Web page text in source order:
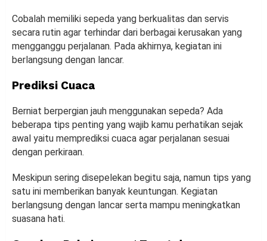
Cobalah memiliki sepeda yang berkualitas dan servis
secara rutin agar terhindar dari berbagai kerusakan yang
mengganggu perjalanan. Pada akhirnya, kegiatan ini
berlangsung dengan lancar.
Prediksi Cuaca
Berniat berpergian jauh menggunakan sepeda? Ada
beberapa tips penting yang wajib kamu perhatikan sejak
awal yaitu memprediksi cuaca agar perjalanan sesuai
dengan perkiraan.
Meskipun sering disepelekan begitu saja, namun tips yang
satu ini memberikan banyak keuntungan. Kegiatan
berlangsung dengan lancar serta mampu meningkatkan
suasana hati.